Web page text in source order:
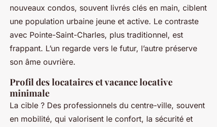
nouveaux condos, souvent livrés clés en main, ciblent
une population urbaine jeune et active. Le contraste
avec Pointe-Saint-Charles, plus traditionnel, est
frappant. L’un regarde vers le futur, l’autre préserve
son âme ouvrière.
Profil des locataires et vacance locative
minimale
La cible ? Des professionnels du centre-ville, souvent
en mobilité, qui valorisent le confort, la sécurité et